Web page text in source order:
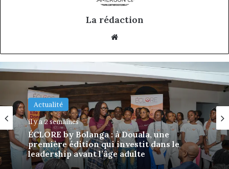
La rédaction
Actualité
il y a 2 semaines
Actualité
il y a 2 semaines
DÉCLIC Business : à Douala, une première
édition qui attaque le talon d’Achille des
PME camerounaises